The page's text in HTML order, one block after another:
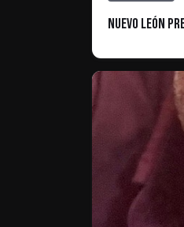
Nuevo León